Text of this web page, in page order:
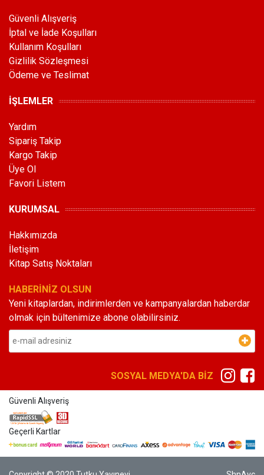
Güvenli Alışveriş
İptal ve İade Koşulları
Kullanım Koşulları
Gizlilik Sözleşmesi
Ödeme ve Teslimat
İŞLEMLER
Yardım
Sipariş Takip
Kargo Takip
Üye Ol
Favori Listem
KURUMSAL
Hakkımızda
İletişim
Kitap Satış Noktaları
HABERİNİZ OLSUN
Yeni kitaplardan, indirimlerden ve kampanyalardan haberdar
olmak için bültenimize abone olabilirsiniz.
SOSYAL MEDYA'DA BİZ
Güvenli Alışveriş
Geçerli Kartlar